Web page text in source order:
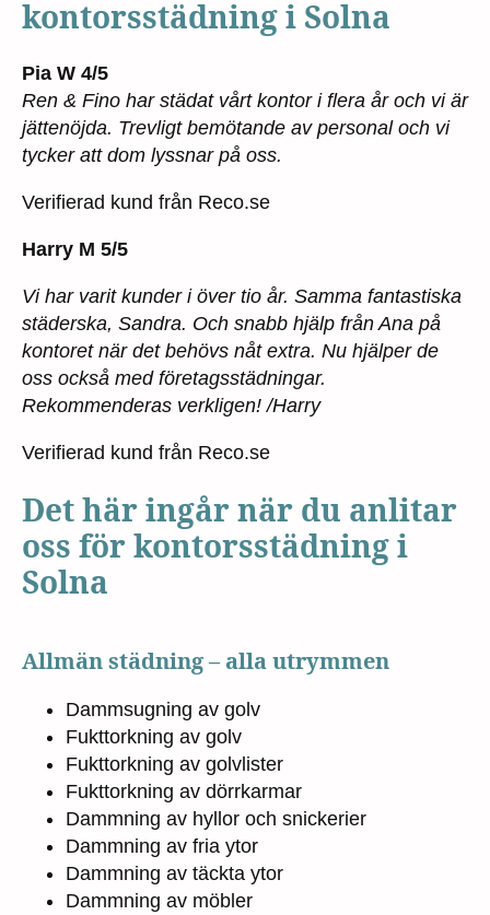
kontorsstädning i Solna
Pia W 4/5
Ren & Fino har städat vårt kontor i flera år och vi är
jättenöjda. Trevligt bemötande av personal och vi
tycker att dom lyssnar på oss.
Verifierad kund från Reco.se
Harry M 5/5
Vi har varit kunder i över tio år. Samma fantastiska
städerska, Sandra. Och snabb hjälp från Ana på
kontoret när det behövs nåt extra. Nu hjälper de
oss också med företagsstädningar.
Rekommenderas verkligen! /Harry
Verifierad kund från Reco.se
Det här ingår när du anlitar
oss för kontorsstädning i
Solna
Allmän städning – alla utrymmen
Dammsugning av golv
Fukttorkning av golv
Fukttorkning av golvlister
Fukttorkning av dörrkarmar
Dammning av hyllor och snickerier
Dammning av fria ytor
Dammning av täckta ytor
Dammning av möbler